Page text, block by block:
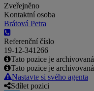
Zveřejněno
Kontaktní osoba
Brátová Petra
Referenční číslo
19-12-341266
Tato pozice je archivovaná
Tato pozice je archivovaná
Nastavte si svého agenta
Sdílet pozici